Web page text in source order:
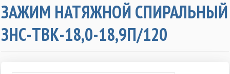
ЗАЖИМ НАТЯЖНОЙ СПИРАЛЬНЫЙ
ЗНС-ТВК-18,0-18,9П/120